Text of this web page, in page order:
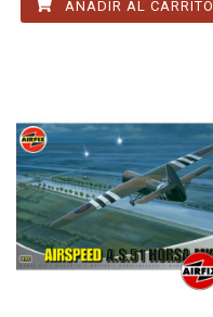
AÑADIR AL CARRITO